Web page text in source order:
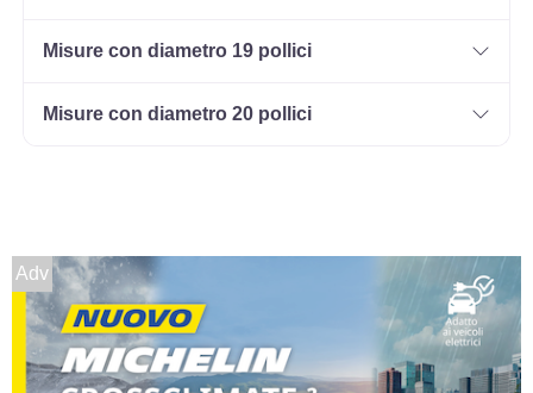
Misure con diametro 19 pollici
Misure con diametro 20 pollici
Adv